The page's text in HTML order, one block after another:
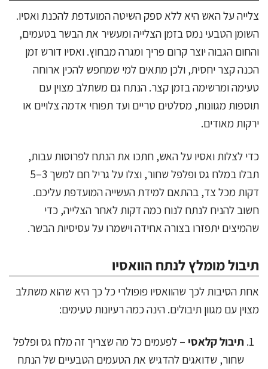
צלייה על האש היא ללא ספק השיטה המועדפת להכנת ואסיו.
השומן הטבעי נמס בזמן הצלייה ומעשיר את הבשר בטעמים,
והחום הגבוה יוצר קרום פריך ומגרה מבחוץ. ואסיו דורש זמן
הכנה קצר יחסית, ולכן מתאים למי שמחפש להכין ארוחה
טעימה ומרשימה בזמן קצר. הנתח גם משתלב מצוין עם
תוספות מגוונות, מסלטים טריים ועד תפוחי אדמה צלויים או
ירקות מאודים.
כדי לצלות ואסיו על האש, חתכו את הנתח לפרוסות עבות,
תבלו במלח גס ופלפל שחור, וצלו על גריל חם למשך 3–5
דקות מכל צד, בהתאם למידת העשייה המועדפת עליכם.
חשוב להניח לנתח לנוח כמה דקות לאחר הצלייה, כדי
שהמיצים יתפזרו בצורה אחידה וישמרו על עסיסיות הבשר.
תיבול מומלץ לנתח הוואסיו
אחת הסיבות לכך שהוואסיו פופולרי כל כך היא שהוא משתלב
מצוין עם מגוון תיבולים. הינה כמה רעיונות טעימים:
תיבול קלאסי – לפעמים כל מה שצריך זה מלח גס ופלפל
שחור, שדואגים להדגיש את הטעמים הטבעיים של הנתח